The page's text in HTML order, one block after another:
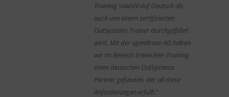
Training sowohl auf Deutsch als
auch von einem zertifizierten
OutSystems Trainer durchgeführt
wird. Mit der agentbase AG haben
wir im Bereich Entwickler-Training
einen deutschen OutSystems
Partner gefunden, der all diese
Anforderungen erfüllt.“